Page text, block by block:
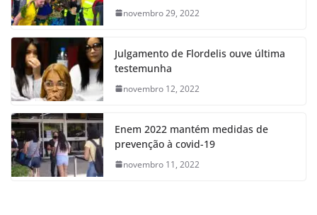
novembro 29, 2022
Julgamento de Flordelis ouve última
testemunha
novembro 12, 2022
Enem 2022 mantém medidas de
prevenção à covid-19
novembro 11, 2022